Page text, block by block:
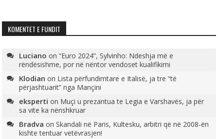
KOMENTET E FUNDIT
Luciano on“Euro 2024”, Sylvinho: Ndeshja më e
rëndësishme, por në nëntor vendoset kualifikimi
Klodian on Lista përfundimtare e Italisë, ja tre “të
përjashtuarit” nga Mançini
eksperti on Muçi u prezantua te Legia e Varshavës, ja për
sa vite ka nënshkruar
Bradva onSkandali në Paris, Kultesku, arbitri që në 2008-ën
kishte tentuar vetëvrasjen!